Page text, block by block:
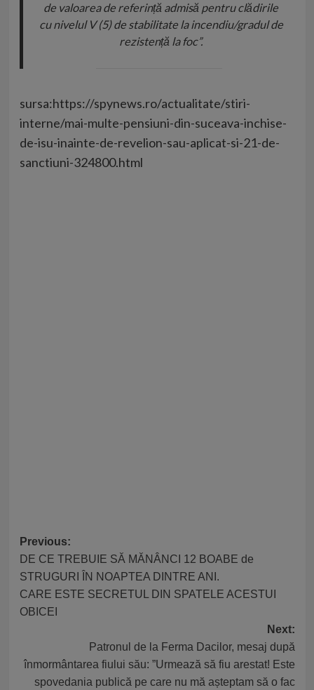
de valoarea de referință admisă pentru clădirile
cu nivelul V (5) de stabilitate la incendiu/gradul de
rezistență la foc”.
sursa:https://spynews.ro/actualitate/stiri-
interne/mai-multe-pensiuni-din-suceava-inchise-
de-isu-inainte-de-revelion-sau-aplicat-si-21-de-
sanctiuni-324800.html
Post
navigation
Previous:
DE CE TREBUIE SĂ MĂNÂNCI 12 BOABE de
STRUGURI ÎN NOAPTEA DINTRE ANI.
CARE ESTE SECRETUL DIN SPATELE ACESTUI
OBICEI
Next:
Patronul de la Ferma Dacilor, mesaj după
înmormântarea fiului său: ”Urmează să fiu arestat! Este
spovedania publică pe care nu mă așteptam să o fac